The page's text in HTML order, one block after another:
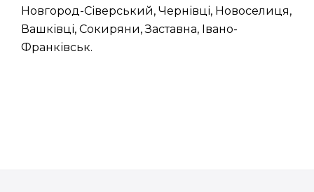
Новгород-Сіверський, Чернівці, Новоселиця,
Вашківці, Сокиряни, Заставна, Івано-
Франківськ.